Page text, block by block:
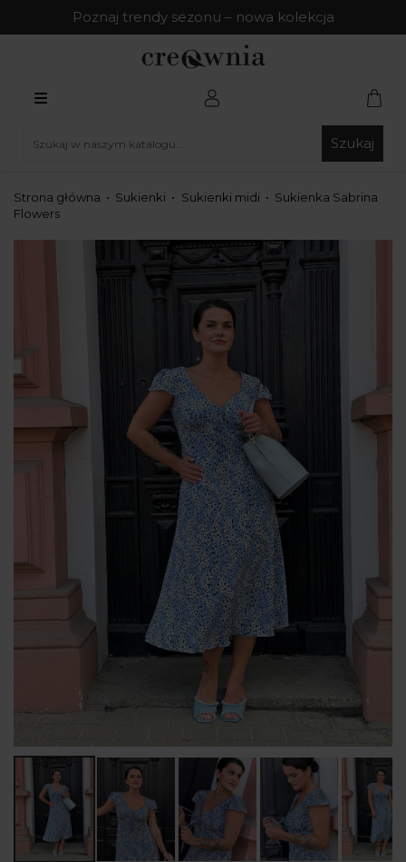
Poznaj trendy sezonu – nowa kolekcja
Szukaj
Strona główna Sukienki Sukienki midi
Sukienka Sabrina
Flowers